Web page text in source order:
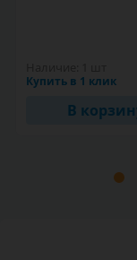
Купить в 1 клик
В